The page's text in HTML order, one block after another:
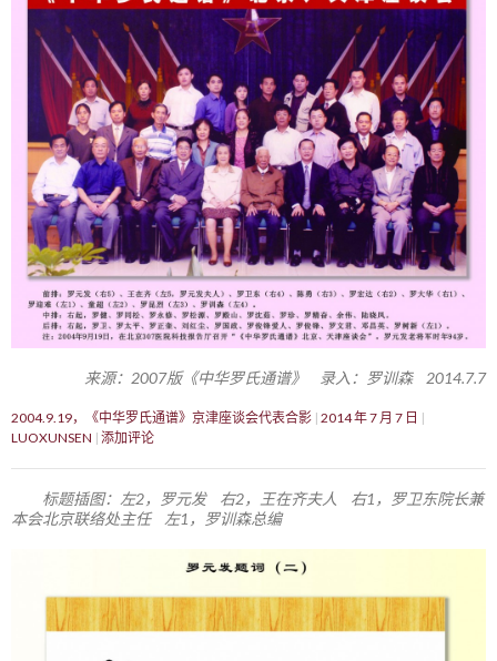
来源：2007版《中华罗氏通谱》 录入：罗训森 2014.7.7
2004.9.19，《中华罗氏通谱》京津座谈会代表合影 2014 年 7 月 7 日
LUOXUNSEN 添加评论
标题插图：左2，罗元发 右2，王在齐夫人 右1，罗卫东院长兼
本会北京联络处主任 左1，罗训森总编